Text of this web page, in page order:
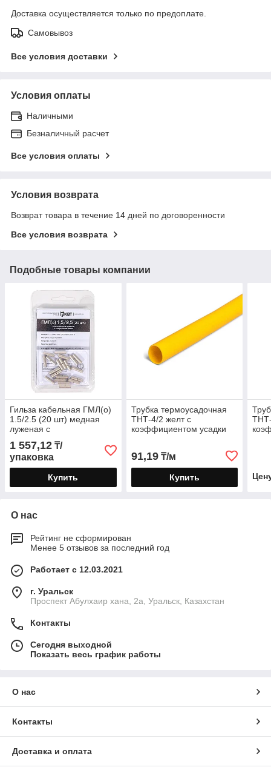
Доставка осуществляется только по предоплате.
Самовывоз
Все условия доставки
Условия оплаты
Наличными
Безналичный расчет
Все условия оплаты
Условия возврата
Возврат товара в течение 14 дней по договоренности
Все условия возврата
Подобные товары компании
Гильза кабельная ГМЛ(о)
1.5/2.5 (20 шт) медная
луженая с
технологическим окном в
мини-упаковке
1 557,12 ₸/
упаковка
Купить
Трубка термоусадочная
ТНТ-4/2 желт с
коэффициентом усадки
91,19₸/м
Купить
О нас
Рейтинг не сформирован
Менее 5 отзывов за последний год
Работает с 12.03.2021
г. Уральск
Проспект Абулхаир хана, 2а, Уральск, Казахстан
Контакты
Сегодня выходной
Показать весь график работы
О нас
Контакты
Доставка и оплата